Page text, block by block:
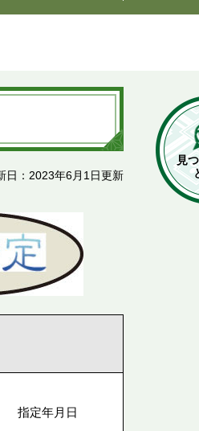
日：2023年6月1日更新
指定年月日
見